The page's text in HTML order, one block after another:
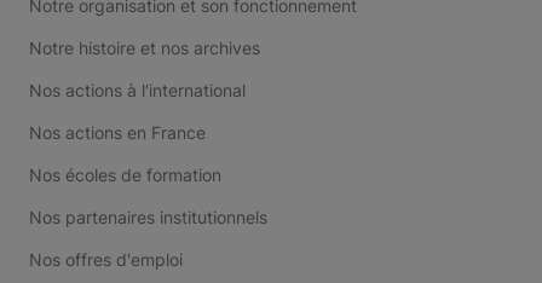
Notre organisation et son fonctionnement
Notre histoire et nos archives
Nos actions à l'international
Nos actions en France
Nos écoles de formation
Nos partenaires institutionnels
Nos offres d'emploi